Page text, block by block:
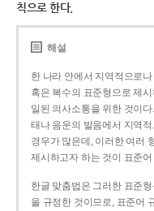
칙으로 한다.
해설
한 나라 안에서 지역적으로
혹은 복수의 표준형으로 제
일된 의사소통을 위한 것이
태나 음운의 발음에서 지역
경우가 많은데, 이러한 여러
제시하고자 하는 것이 표준
한글 맞춤법은 그러한 표준
을 규정한 것이므로, 표준어